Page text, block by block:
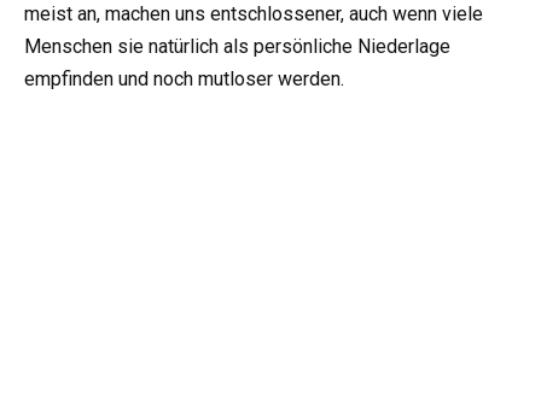
meist an, machen uns entschlossener, auch wenn viele
Menschen sie natürlich als persönliche Niederlage
empfinden und noch mutloser werden.